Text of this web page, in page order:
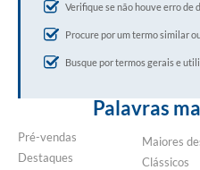
Verifique se não houve erro de
Procure por um termo similar
Busque por termos gerais e
Palavras
Pré-vendas
Destaques
Maiores
Clássicos